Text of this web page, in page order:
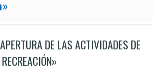
DE LAS ACTIVIDADES DE